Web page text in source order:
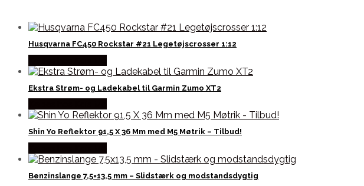
Husqvarna FC450 Rockstar #21 Legetøjscrosser 1:12
Ekstra Strøm- og Ladekabel til Garmin Zumo XT2
Shin Yo Reflektor 91,5 X 36 Mm med M5 Møtrik – Tilbud!
Benzinslange 7,5×13,5 mm – Slidstærk og modstandsdygtig